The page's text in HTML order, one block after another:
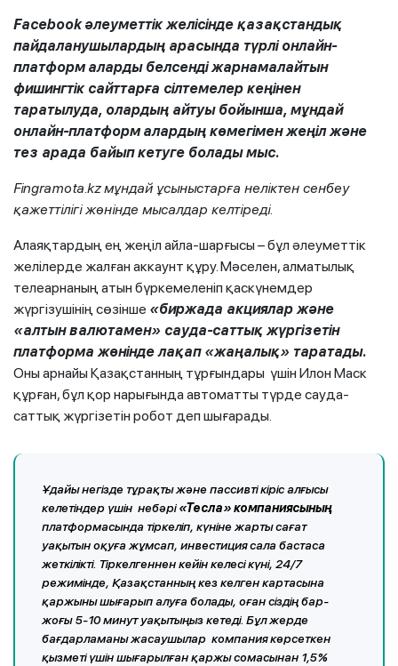
Facebook әлеуметтік желісінде қазақстандық
пайдаланушылардың арасында түрліонлайн-
платформ аларды белсенді жарнамалайтын
фишингтік сайттарға сілтемелер кеңінен
таратылуда, олардың айтуы бойынша, мұндай
онлайн-платформ алардың көмегімен жеңіл және
тез арада байып кетуге болады мыс.
Fingramota.kzмұндай ұсыныстарға неліктен сенбеу
қажеттілігі жөнінде мысалдар келтіреді.
Алаяқтардың ең жеңіл айла-шарғысы – бұл әлеуметтік
желілерде жалған аккаунт құру. Мәселен, алматылық
телеарнаның атын бүркемеленіп қаскүнемдер
жүргізушінің сөзінше «биржада акциялар және
«алтын валютамен» сауда-саттық жүргізетін
платформа жөнінде лақап «жаңалық» таратады.
Оны арнайы Қазақстанның тұрғындары үшін Илон Маск
құрған, бұл қор нарығында автоматты түрде сауда-
саттық жүргізетін робот деп шығарады.
Ұдайы негізде тұрақты және пассивті кіріс алғысы
келетіндер үшін небәрі«Тесла» компаниясының
платформасында тіркеліп, күніне жарты сағат
уақытын оқуға жұмсап, инвестиция сала бастаса
жеткілікті. Тіркелгеннен кейін келесі күні, 24/7
режимінде, Қазақстанның кез келген картасына
қаржыны шығарып алуға болады, оған сіздің бар-
жоғы 5-10 минут уақытыңыз кетеді. Бұл жерде
бағдарламаны жасаушылар компания көрсеткен
қызметі үшін шығарылған қаржы сомасынан 1,5%